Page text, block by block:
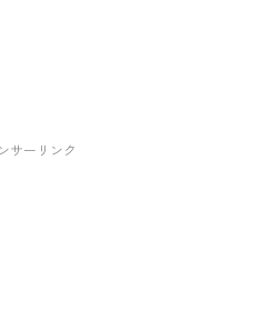
サーリンク